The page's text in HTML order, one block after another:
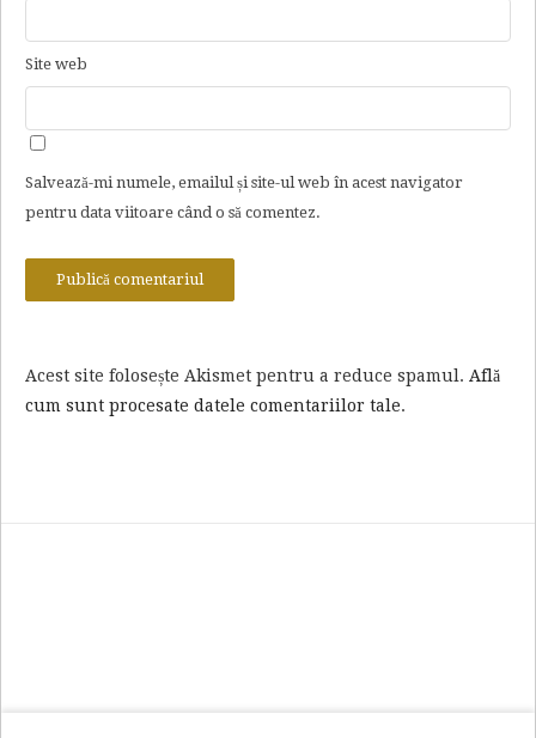
Site web
Salvează-mi numele, emailul și site-ul web în acest navigator
pentru data viitoare când o să comentez.
Acest site folosește Akismet pentru a reduce spamul. Află
cum sunt procesate datele comentariilor tale.